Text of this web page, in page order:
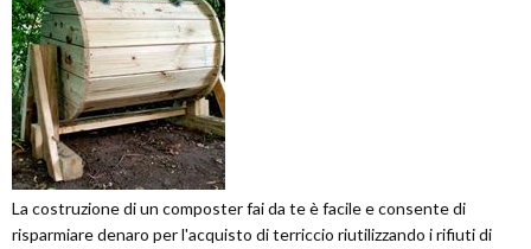
La costruzione di un composter fai da te è facile e consente di
risparmiare denaro per l'acquisto di terriccio riutilizzando i rifiuti di